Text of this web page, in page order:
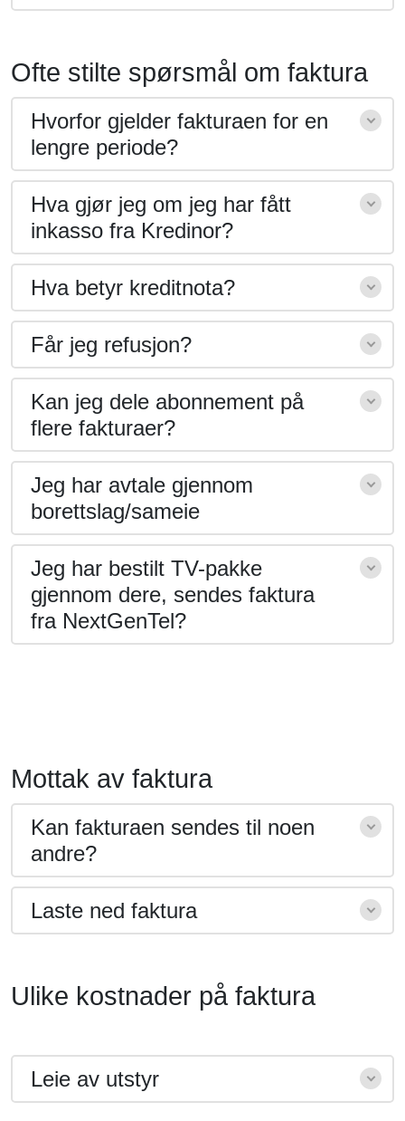
Ofte stilte spørsmål om faktura
Hvorfor gjelder fakturaen for en
lengre periode?
Hva gjør jeg om jeg har fått
inkasso fra Kredinor?
Hva betyr kreditnota?
Får jeg refusjon?
Kan jeg dele abonnement på
flere fakturaer?
Jeg har avtale gjennom
borettslag/sameie
Jeg har bestilt TV-pakke
gjennom dere, sendes faktura
fra NextGenTel?
Mottak av faktura
Kan fakturaen sendes til noen
andre?
Laste ned faktura
Ulike kostnader på faktura
Leie av utstyr